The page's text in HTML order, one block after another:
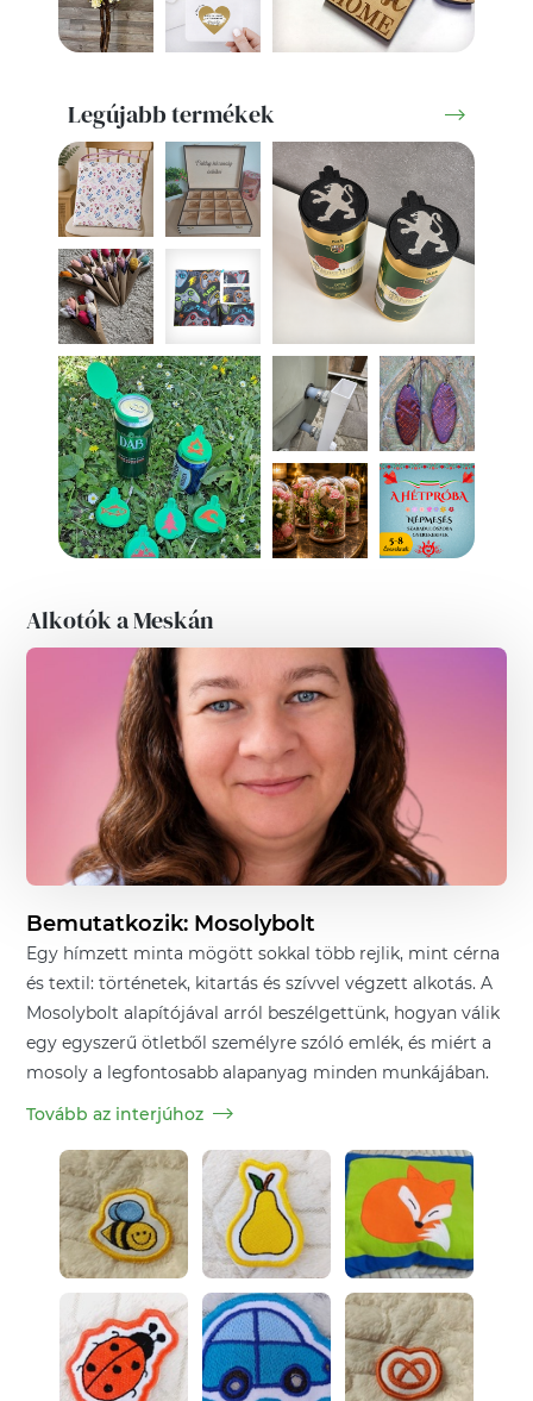
Legújabb termékek
Alkotók a Meskán
Bemutatkozik: Mosolybolt
Egy hímzett minta mögött sokkal több rejlik, mint cérna
és textil: történetek, kitartás és szívvel végzett alkotás. A
Mosolybolt alapítójával arról beszélgettünk, hogyan válik
egy egyszerű ötletből személyre szóló emlék, és miért a
mosoly a legfontosabb alapanyag minden munkájában.
Tovább az interjúhoz